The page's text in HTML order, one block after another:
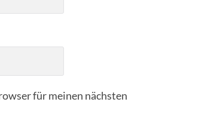
für meinen nächsten